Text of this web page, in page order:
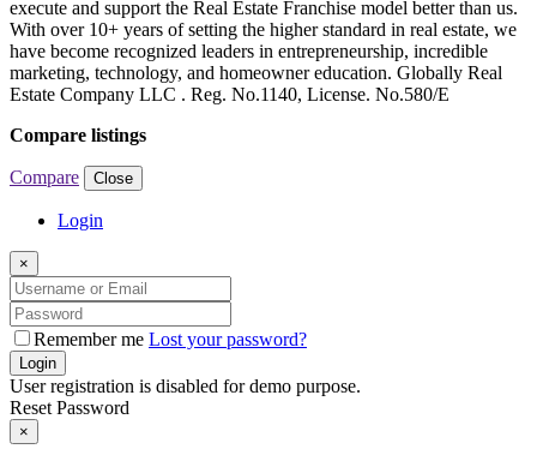
execute and support the Real Estate Franchise model better than us.
With over 10+ years of setting the higher standard in real estate, we
have become recognized leaders in entrepreneurship, incredible
marketing, technology, and homeowner education. Globally Real
Estate Company LLC . Reg. No.1140, License. No.580/E
Compare listings
Compare Close
Login
×
Remember me Lost your password?
Login
User registration is disabled for demo purpose.
Reset Password
×